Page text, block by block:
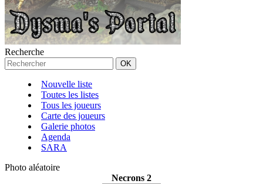
Recherche
Nouvelle liste
Toutes les listes
Tous les joueurs
Carte des joueurs
Galerie photos
Agenda
SARA
Photo aléatoire
Necrons 2